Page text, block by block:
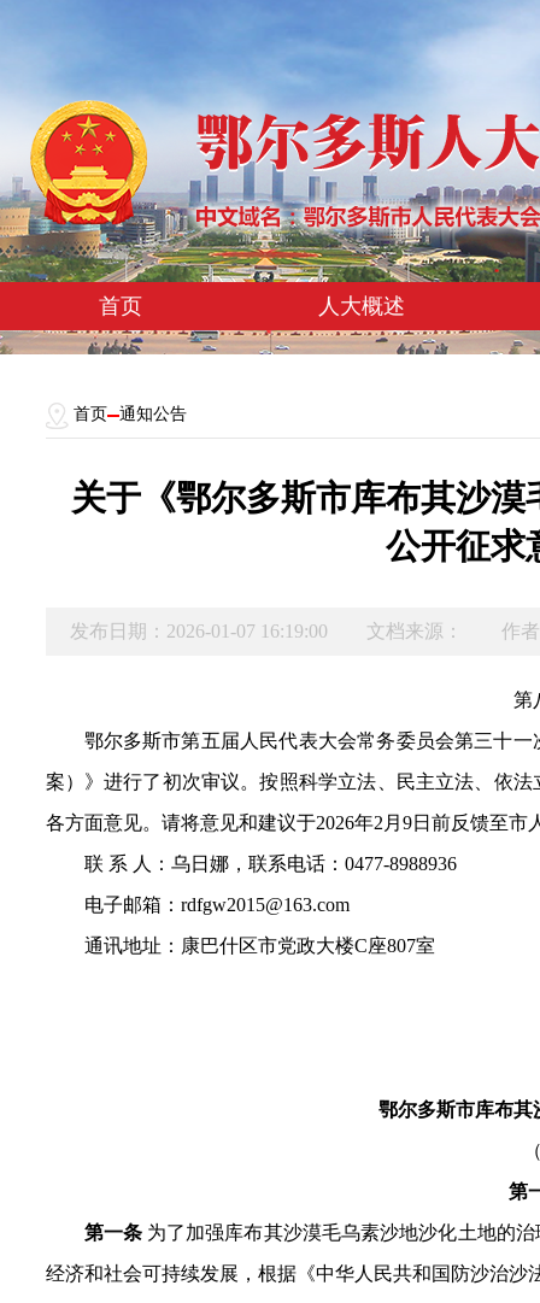
首页 人大概述
首页 通知公告
关于《鄂尔多斯市库布其沙
公开征求
发布日期：2026-01-07 16:19:00 文档来源： 作
第
鄂尔多斯市第五届人民代表大会常务委员会第三十
案）》进行了初次审议。按照科学立法、民主立法、依
各方面意见。请将意见和建议于2026年2 月 9日前反馈至市
联 系 人：乌日娜，联系电话：0477-8988936
电子邮箱：rdfgw2015@163.com
通讯地址：康巴什区市党政大楼C座807室
鄂尔多斯市库布其
第
第一条为了加强库布其沙漠毛乌素沙地沙化土地的
经济和社会可持续发展，根据《中华人民共和国防沙治